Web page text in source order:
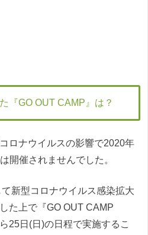
『GO OUT CAMP』は？
ロナウイルスの影響で2020年
開催されませんでした。
新型コロナウイルス感染拡大
た上で『GO OUT CAMP
25日(日)の日程で実施するこ